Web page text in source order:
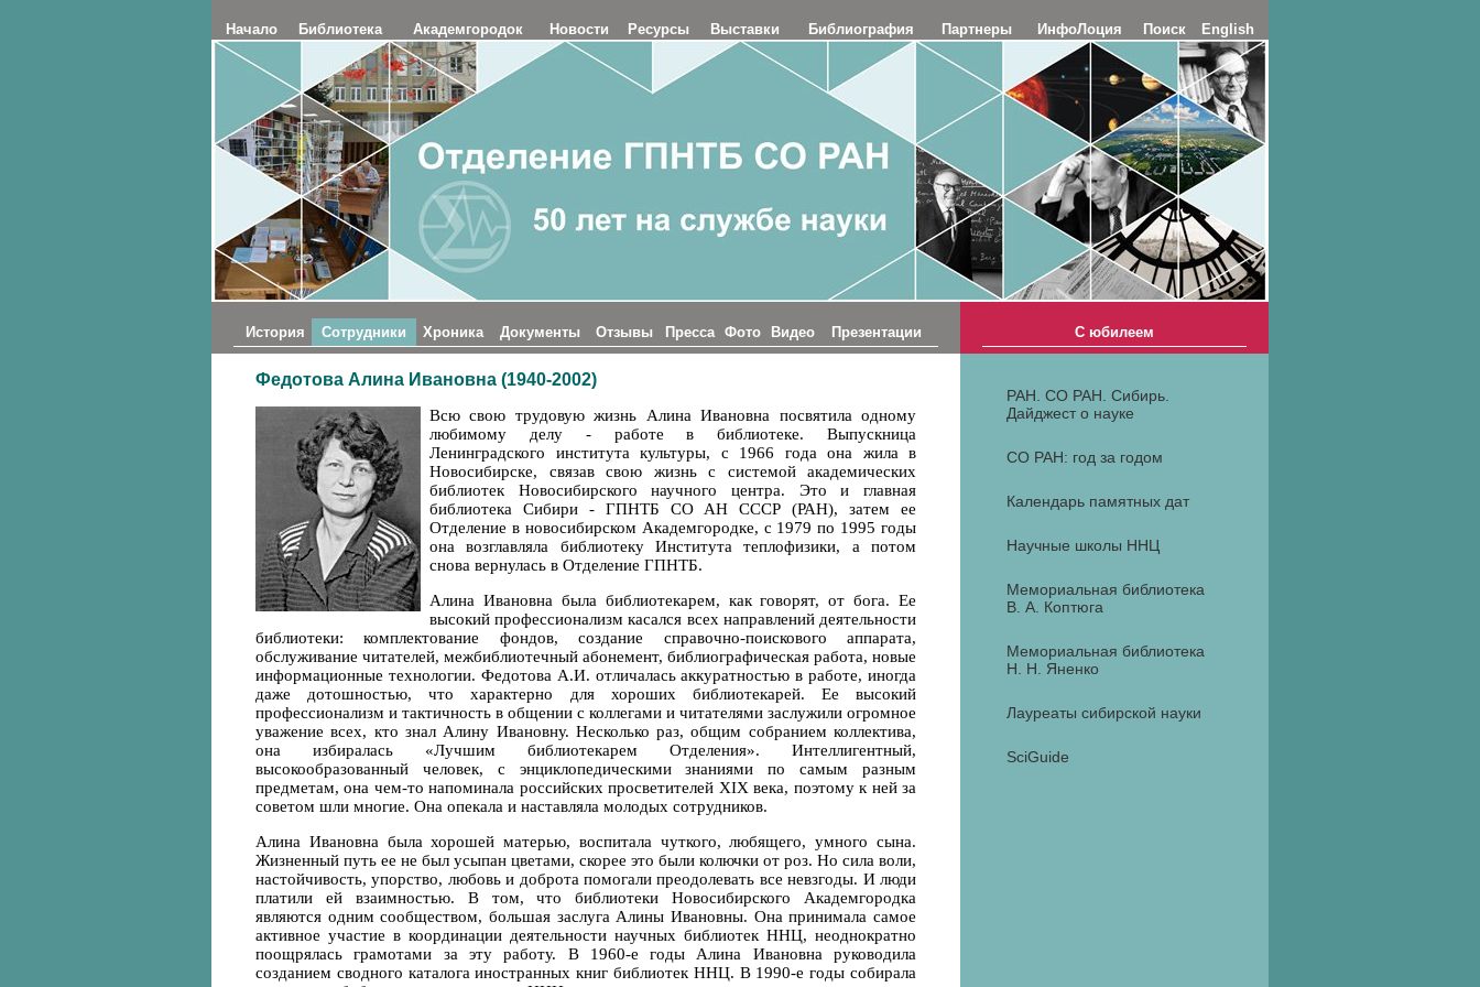
Начало Библиотека Академгородок Новости Ресурсы Выставки Библиография Партнеры ИнфоЛоция Поиск English
История Сотрудники Хроника Документы Отзывы Пресса Фото Видео Презентации С юбилеем
Федотова Алина Ивановна (1940-2002)
Всю свою трудовую жизнь Алина Ивановна посвятила одному
любимому делу - работе в библиотеке. Выпускница
Ленинградского института культуры, с 1966 года она жила в
Новосибирске, связав свою жизнь с системой академических
библиотек Новосибирского научного центра. Это и главная
библиотека Сибири - ГПНТБ СО АН СССР (РАН), затем ее
Отделение в новосибирском Академгородке, с 1979 по 1995 годы
она возглавляла библиотеку Института теплофизики, а потом
снова вернулась в Отделение ГПНТБ.
Алина Ивановна была библиотекарем, как говорят, от бога. Ее
высокий профессионализм касался всех направлений деятельности
библиотеки: комплектование фондов, создание справочно-поискового аппарата,
обслуживание читателей, межбиблиотечный абонемент, библиографическая работа, новые
информационные технологии. Федотова А.И. отличалась аккуратностью в работе, иногда
даже дотошностью, что характерно для хороших библиотекарей. Ее высокий
профессионализм и тактичность в общении с коллегами и читателями заслужили огромное
уважение всех, кто знал Алину Ивановну. Несколько раз, общим собранием коллектива,
она избиралась «Лучшим библиотекарем Отделения». Интеллигентный,
высокообразованный человек, с энциклопедическими знаниями по самым разным
предметам, она чем-то напоминала российских просветителей XIX века, поэтому к ней за
советом шли многие. Она опекала и наставляла молодых сотрудников.
Алина Ивановна была хорошей матерью, воспитала чуткого, любящего, умного сына.
Жизненный путь ее не был усыпан цветами, скорее это были колючки от роз. Но сила воли,
настойчивость, упорство, любовь и доброта помогали преодолевать все невзгоды. И люди
платили ей взаимностью. В том, что библиотеки Новосибирского Академгородка
являются одним сообществом, большая заслуга Алины Ивановны. Она принимала самое
активное участие в координации деятельности научных библиотек ННЦ, неоднократно
поощрялась грамотами за эту работу. В 1960-е годы Алина Ивановна руководила
созданием сводного каталога иностранных книг библиотек ННЦ. В 1990-е годы собирала
РАН. СО РАН. Сибирь.
Дайджест о науке
СО РАН: год за годом
Календарь памятных дат
Научные школы ННЦ
Мемориальная библиотека
В. А. Коптюга
Мемориальная библиотека
Н. Н. Яненко
Лауреаты сибирской науки
SciGuide